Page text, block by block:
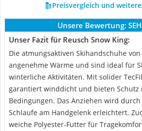
Preisvergleich und
Unsere Bewertung:
Unser Fazit für Reusch Snow King:
Die atmungsaktiven Skihandschuhe
angenehme Wärme und sind ideal für
winterliche Aktivitäten. Mit solider
garantiert winddicht und bieten Schutz
Bedingungen. Das Anziehen wird
Schlaufe am Handgelenk erleichtert.
weiche Polyester-Futter für